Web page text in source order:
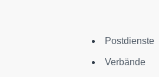
Postdienste
Verbände